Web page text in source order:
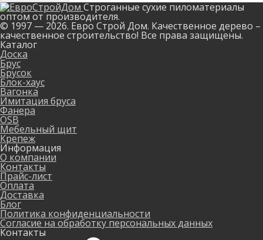
Строганные сухие пиломатериалы
оптом от производителя.
© 1997 — 2026. Евро Строй Дом. Качественное дерево –
качественное строительство! Все права защищены.
Каталог
Доска
Брус
Брусок
Блок-хаус
Вагонка
Имитация бруса
Фанера
OSB
Мебельный щит
Крепеж
Информация
О компании
Контакты
Прайс-лист
Оплата
Доставка
Блог
Политика конфиденциальности
Согласие на обработку персональных данных
Контакты